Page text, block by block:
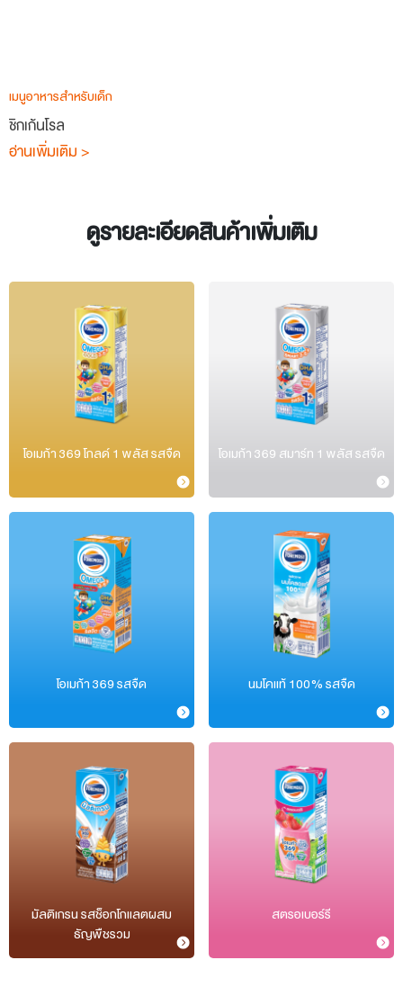
เมนูอาหารสำหรับเด็ก
ชิกเก้นโรล
อ่านเพิ่มเติม >
ดูรายละเอียดสินค้าเพิ่มเติม
โอเมก้า 369 โกลด์ 1 พลัส รสจืด โอเมก้า 369 สมาร์ท 1 พลัส รสจืด
โอเมก้า 369 รสจืด นมโคแท้ 100% รสจืด
มัลติเกรน รสช็อกโกแลตผสม
ธัญพืชรวม
สตรอเบอร์รี